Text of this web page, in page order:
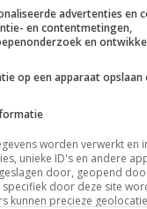
advertenties en
en contentmetingen,
en
op een apparaat opslaan
worden verwerkt en
unieke ID's en andere
door, geopend
door deze site
kunnen precieze